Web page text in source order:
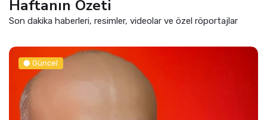
Haftanın Özeti
Son dakika haberleri, resimler, videolar ve özel röportajlar